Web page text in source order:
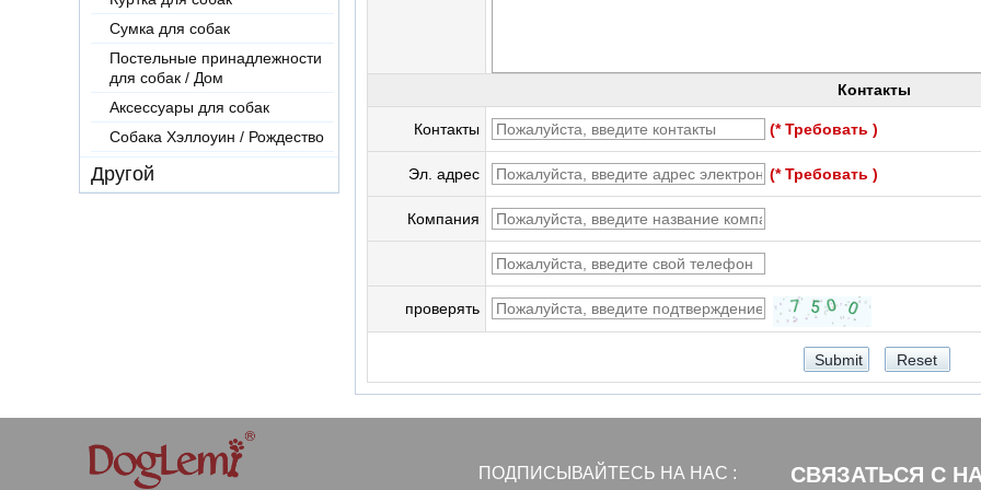
Сумка для собак
Постельные принадлежности
для собак / Дом
Аксессуары для собак
Собака Хэллоуин / Рождество
Другой
Контакты
Контакты (* Требовать )
Эл. адрес (* Требовать )
Компания
проверять
ПОДПИСЫВАЙТЕСЬ НА НАС : СВЯЗАТЬСЯ С